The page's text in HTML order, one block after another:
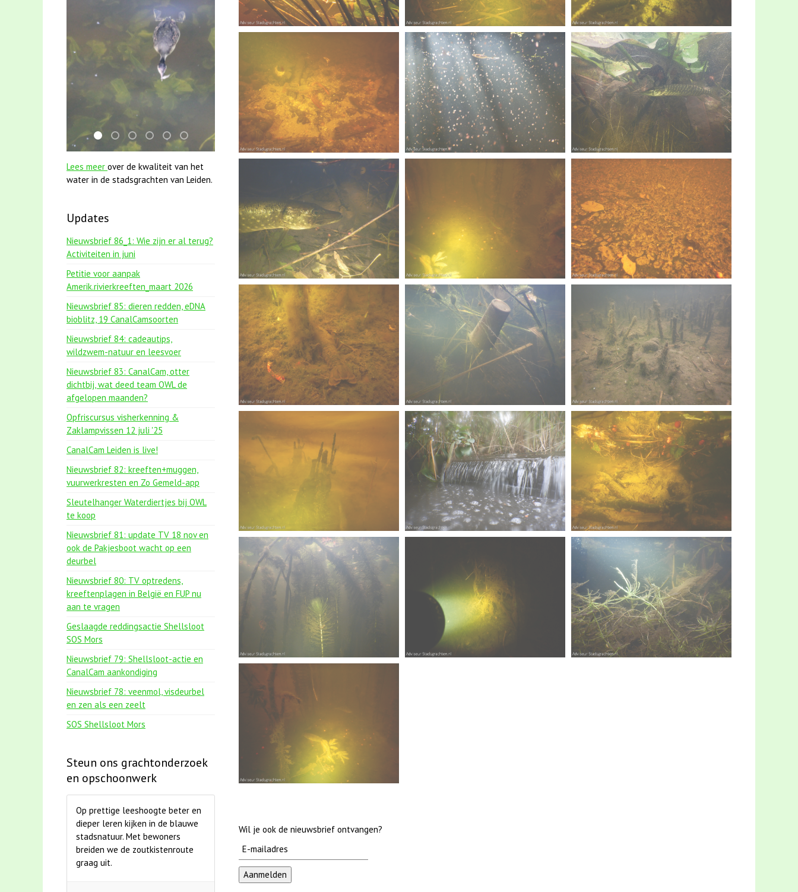
Wil je ook de nieuwsbrief ontvangen?
mei2021 watervogelmethode fuut met baars
smoelenboek fifi en karper nieuwsbrief-
karper met kattenklimtouw
jun2021 zaklv 5 snoekje MOOI
mei2021 1 snoekje elly
jun2021 28 brasem en rietvoorns 4a verscherpt
Lees meer over de kwaliteit van het
water in de stadsgrachten van Leiden.
Updates
Nieuwsbrief 86_1: Wie zijn er al terug?
Activiteiten in juni
Petitie voor aanpak
Amerik.rivierkreeften_maart 2026
Nieuwsbrief 85: dieren redden, eDNA
bioblitz, 19 CanalCamsoorten
Nieuwsbrief 84: cadeautips,
wildzwem-natuur en leesvoer
Nieuwsbrief 83: CanalCam, otter
dichtbij, wat deed team OWL de
afgelopen maanden?
Opfriscursus visherkenning &
Zaklampvissen 12 juli '25
CanalCam Leiden is live!
Nieuwsbrief 82: kreeften+muggen,
vuurwerkresten en Zo Gemeld-app
Sleutelhanger Waterdiertjes bij OWL
te koop
Nieuwsbrief 81: update TV 18 nov en
ook de Pakjesboot wacht op een
deurbel
Nieuwsbrief 80: TV optredens,
kreeftenplagen in België en FUP nu
aan te vragen
Geslaagde reddingsactie Shellsloot
SOS Mors
Nieuwsbrief 79: Shellsloot-actie en
CanalCam aankondiging
Nieuwsbrief 78: veenmol, visdeurbel
en zen als een zeelt
SOS Shellsloot Mors
Steun ons grachtonderzoek
en opschoonwerk
Op prettige leeshoogte beter en
dieper leren kijken in de blauwe
stadsnatuur. Met bewoners
breiden we de zoutkistenroute
graag uit.